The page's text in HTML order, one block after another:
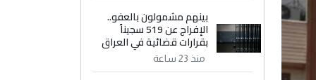
بينهم مشمولون بالعفو..
الإفراج عن 519 سجيناً
بقرارات قضائية في العراق
منذ 23 ساعة